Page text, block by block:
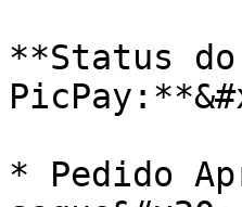
**Status
* Pedido